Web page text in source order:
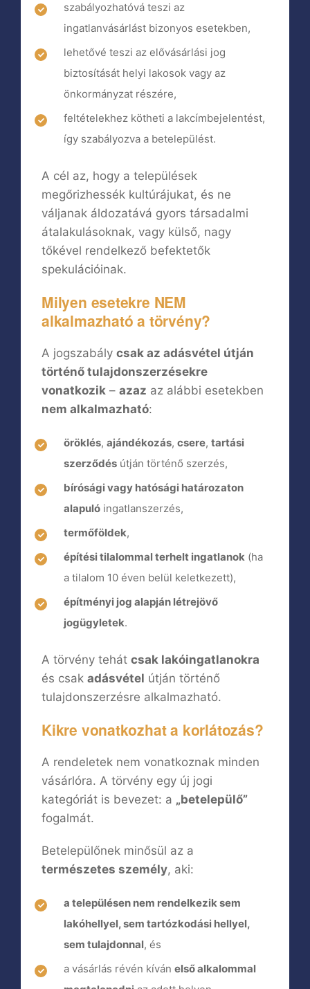
szabályozhatóvá teszi az
ingatlanvásárlást bizonyos esetekben,
lehetővé teszi az elővásárlási jog
biztosítását helyi lakosok vagy az
önkormányzat részére,
feltételekhez kötheti a lakcímbejelentést,
így szabályozva a betelepülést.
A cél az, hogy a települések
megőrizhessék kultúrájukat, és ne
váljanak áldozatává gyors társadalmi
átalakulásoknak, vagy külső, nagy
tőkével rendelkező befektetők
spekulációinak.
Milyen esetekre NEM
alkalmazható a törvény?
A jogszabály csak az adásvétel útján
történő tulajdonszerzésekre
vonatkozik – azaz az alábbi esetekben
nem alkalmazható:
öröklés, ajándékozás, csere, tartási
szerződés útján történő szerzés,
bírósági vagy hatósági határozaton
alapuló ingatlanszerzés,
termőföldek,
építési tilalommal terhelt ingatlanok (ha
a tilalom 10 éven belül keletkezett),
építményi jog alapján létrejövő
jogügyletek.
A törvény tehát csak lakóingatlanokra
és csak adásvétel útján történő
tulajdonszerzésre alkalmazható.
Kikre vonatkozhat a korlátozás?
A rendeletek nem vonatkoznak minden
vásárlóra. A törvény egy új jogi
kategóriát is bevezet: a „betelepülő”
fogalmát.
Betelepülőnek minősül az a
természetes személy, aki:
a településen nem rendelkezik sem
lakóhellyel, sem tartózkodási hellyel,
sem tulajdonnal, és
a vásárlás révén kíván első alkalommal